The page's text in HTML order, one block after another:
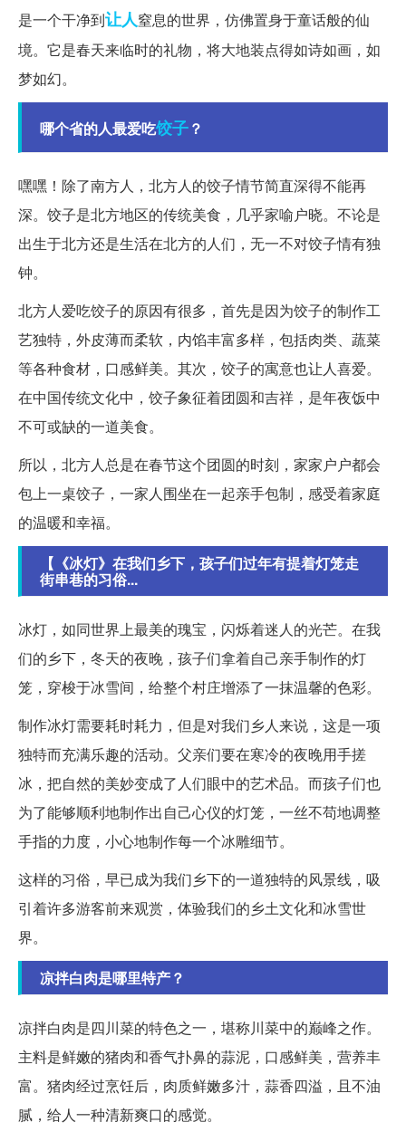
是一个干净到让人窒息的世界，仿佛置身于童话般的仙
境。它是春天来临时的礼物，将大地装点得如诗如画，如
梦如幻。
哪个省的人最爱吃饺子？
嘿嘿！除了南方人，北方人的饺子情节简直深得不能再
深。饺子是北方地区的传统美食，几乎家喻户晓。不论是
出生于北方还是生活在北方的人们，无一不对饺子情有独
钟。
北方人爱吃饺子的原因有很多，首先是因为饺子的制作工
艺独特，外皮薄而柔软，内馅丰富多样，包括肉类、蔬菜
等各种食材，口感鲜美。其次，饺子的寓意也让人喜爱。
在中国传统文化中，饺子象征着团圆和吉祥，是年夜饭中
不可或缺的一道美食。
所以，北方人总是在春节这个团圆的时刻，家家户户都会
包上一桌饺子，一家人围坐在一起亲手包制，感受着家庭
的温暖和幸福。
【《冰灯》在我们乡下，孩子们过年有提着灯笼走
街串巷的习俗...
冰灯，如同世界上最美的瑰宝，闪烁着迷人的光芒。在我
们的乡下，冬天的夜晚，孩子们拿着自己亲手制作的灯
笼，穿梭于冰雪间，给整个村庄增添了一抹温馨的色彩。
制作冰灯需要耗时耗力，但是对我们乡人来说，这是一项
独特而充满乐趣的活动。父亲们要在寒冷的夜晚用手搓
冰，把自然的美妙变成了人们眼中的艺术品。而孩子们也
为了能够顺利地制作出自己心仪的灯笼，一丝不苟地调整
手指的力度，小心地制作每一个冰雕细节。
这样的习俗，早已成为我们乡下的一道独特的风景线，吸
引着许多游客前来观赏，体验我们的乡土文化和冰雪世
界。
凉拌白肉是哪里特产？
凉拌白肉是四川菜的特色之一，堪称川菜中的巅峰之作。
主料是鲜嫩的猪肉和香气扑鼻的蒜泥，口感鲜美，营养丰
富。猪肉经过烹饪后，肉质鲜嫩多汁，蒜香四溢，且不油
腻，给人一种清新爽口的感觉。